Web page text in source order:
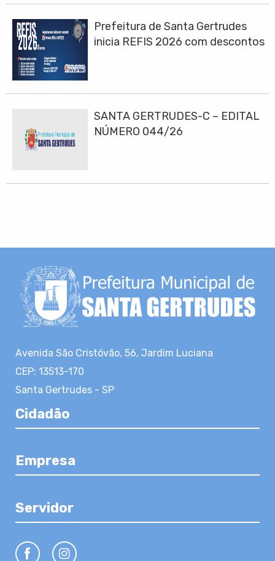
Prefeitura de Santa Gertrudes
inicia REFIS 2026 com descontos
SANTA GERTRUDES-C – EDITAL
NÚMERO 044/26
Avenida São Cristóvão, 56, Jardim Luciana
CEP: 13513-170
Santa Gertrudes - SP
Cidadão
Empresa
Servidor